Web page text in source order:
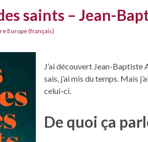
saints – Jean-
Europe (français)
J’ai découvert Jean-Baptiste
sais, j’ai mis du temps. Mais
celui-ci.
De quoi ça